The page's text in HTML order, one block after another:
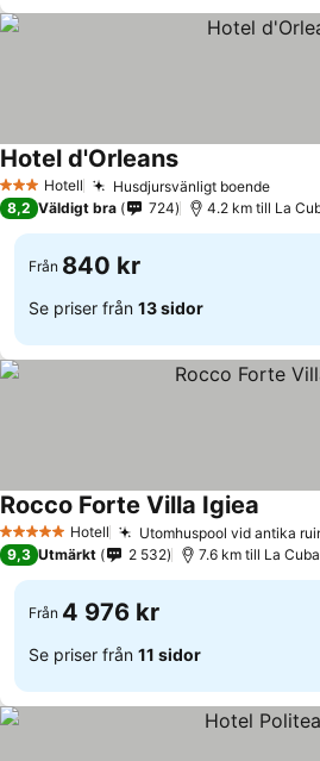
3 StjärnorHotell Husdjursvänligt boendeSe
Hotel d'OrleansSe priser
8,2 Väldigt bra 724 4.2 km till La
Från 840 kr
Se priser från 13 sidor
5 Stjärnor Hotell Utomhuspool vid antika
Rocco Forte Villa Igiea
9,3 Utmärkt 2 532 7.6 km till La Cuba
Från 4 976 kr
Se priser från 11 sidor